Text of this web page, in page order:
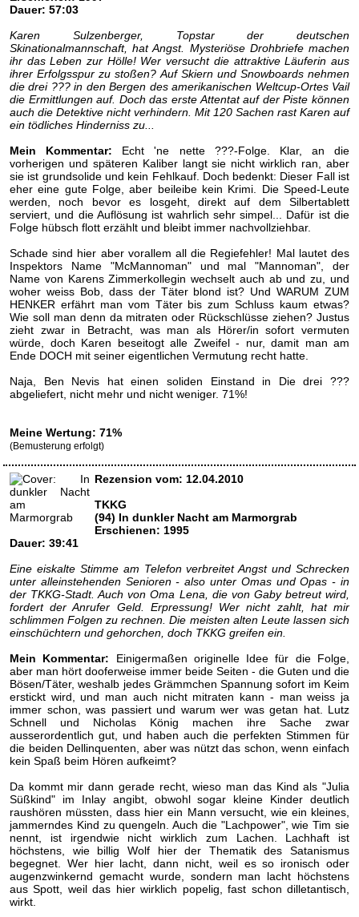
Dauer: 57:03
Karen Sulzenberger, Topstar der deutschen
Skinationalmannschaft, hat Angst. Mysteriöse Drohbriefe machen
ihr das Leben zur Hölle! Wer versucht die attraktive Läuferin aus
ihrer Erfolgsspur zu stoßen? Auf Skiern und Snowboards nehmen
die drei ??? in den Bergen des amerikanischen Weltcup-Ortes Vail
die Ermittlungen auf. Doch das erste Attentat auf der Piste können
auch die Detektive nicht verhindern. Mit 120 Sachen rast Karen auf
ein tödliches Hinderniss zu...
Mein Kommentar: Echt 'ne nette ???-Folge. Klar, an die
vorherigen und späteren Kaliber langt sie nicht wirklich ran, aber
sie ist grundsolide und kein Fehlkauf. Doch bedenkt: Dieser Fall ist
eher eine gute Folge, aber beileibe kein Krimi. Die Speed-Leute
werden, noch bevor es losgeht, direkt auf dem Silbertablett
serviert, und die Auflösung ist wahrlich sehr simpel... Dafür ist die
Folge hübsch flott erzählt und bleibt immer nachvollziehbar.
Schade sind hier aber vorallem all die Regiefehler! Mal lautet des
Inspektors Name "McMannoman" und mal "Mannoman", der
Name von Karens Zimmerkollegin wechselt auch ab und zu, und
woher weiss Bob, dass der Täter blond ist? Und WARUM ZUM
HENKER erfährt man vom Täter bis zum Schluss kaum etwas?
Wie soll man denn da mitraten oder Rückschlüsse ziehen? Justus
zieht zwar in Betracht, was man als Hörer/in sofort vermuten
würde, doch Karen beseitogt alle Zweifel - nur, damit man am
Ende DOCH mit seiner eigentlichen Vermutung recht hatte.
Naja, Ben Nevis hat einen soliden Einstand in Die drei ???
abgeliefert, nicht mehr und nicht weniger. 71%!
Meine Wertung: 71%
(Bemusterung erfolgt)
Rezension vom: 12.04.2010
TKKG
(94) In dunkler Nacht am Marmorgrab
Erschienen: 1995
Dauer: 39:41
Eine eiskalte Stimme am Telefon verbreitet Angst und Schrecken
unter alleinstehenden Senioren - also unter Omas und Opas - in
der TKKG-Stadt. Auch von Oma Lena, die von Gaby betreut wird,
fordert der Anrufer Geld. Erpressung! Wer nicht zahlt, hat mir
schlimmen Folgen zu rechnen. Die meisten alten Leute lassen sich
einschüchtern und gehorchen, doch TKKG greifen ein.
Mein Kommentar: Einigermaßen originelle Idee für die Folge,
aber man hört dooferweise immer beide Seiten - die Guten und die
Bösen/Täter, weshalb jedes Grämmchen Spannung sofort im Keim
erstickt wird, und man auch nicht mitraten kann - man weiss ja
immer schon, was passiert und warum wer was getan hat. Lutz
Schnell und Nicholas König machen ihre Sache zwar
ausserordentlich gut, und haben auch die perfekten Stimmen für
die beiden Dellinquenten, aber was nützt das schon, wenn einfach
kein Spaß beim Hören aufkeimt?
Da kommt mir dann gerade recht, wieso man das Kind als "Julia
Süßkind" im Inlay angibt, obwohl sogar kleine Kinder deutlich
raushören müssten, dass hier ein Mann versucht, wie ein kleines,
jammerndes Kind zu quengeln. Auch die "Lachpower", wie Tim sie
nennt, ist irgendwie nicht wirklich zum Lachen. Lachhaft ist
höchstens, wie billig Wolf hier der Thematik des Satanismus
begegnet. Wer hier lacht, dann nicht, weil es so ironisch oder
augenzwinkernd gemacht wurde, sondern man lacht höchstens
aus Spott, weil das hier wirklich popelig, fast schon dilletantisch,
wirkt.